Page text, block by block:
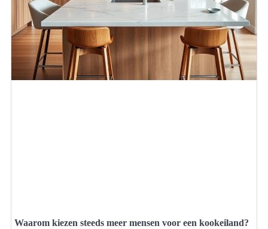
Waarom kiezen steeds meer mensen voor een kookeiland?